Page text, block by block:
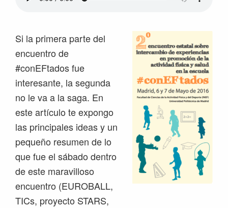
Si la primera parte del
encuentro de
#conEFtados fue
interesante, la segunda
no le va a la saga. En
este artículo te expongo
las principales ideas y un
pequeño resumen de lo
que fue el sábado dentro
de este maravilloso
encuentro (EUROBALL,
TICs, proyecto STARS,